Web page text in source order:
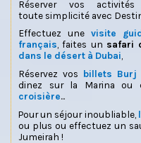
Réserver vos
toute simplicité avec
Effectuez unevisite
français, faites un safari
dans le désert à Dubai,
Réservez vos billets Burj
dinez sur la Marina ou
croisière...
Pour un séjour inoubliable,
ou plus ou effectuez un
Jumeirah !